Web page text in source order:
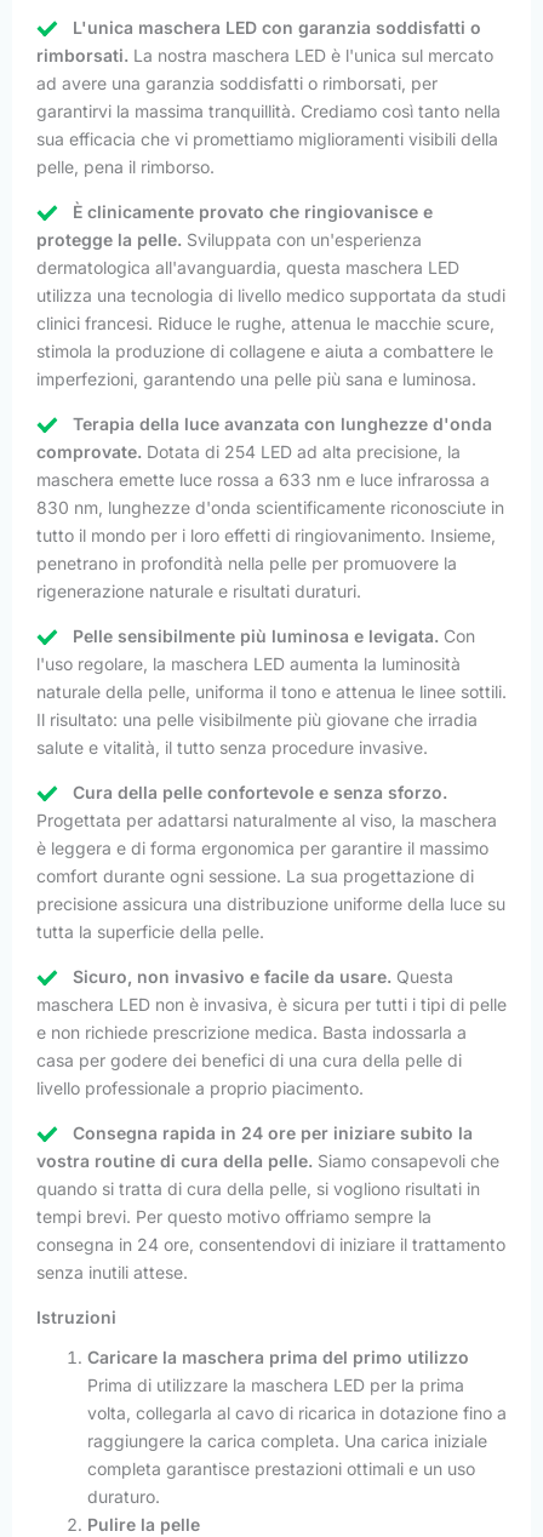
L'unica maschera LED con garanzia soddisfatti o
rimborsati. La nostra maschera LED è l'unica sul mercato
ad avere una garanzia soddisfatti o rimborsati, per
garantirvi la massima tranquillità. Crediamo così tanto nella
sua efficacia che vi promettiamo miglioramenti visibili della
pelle, pena il rimborso.
È clinicamente provato che ringiovanisce e
protegge la pelle. Sviluppata con un'esperienza
dermatologica all'avanguardia, questa maschera LED
utilizza una tecnologia di livello medico supportata da studi
clinici francesi. Riduce le rughe, attenua le macchie scure,
stimola la produzione di collagene e aiuta a combattere le
imperfezioni, garantendo una pelle più sana e luminosa.
Terapia della luce avanzata con lunghezze d'onda
comprovate. Dotata di 254 LED ad alta precisione, la
maschera emette luce rossa a 633 nm e luce infrarossa a
830 nm, lunghezze d'onda scientificamente riconosciute in
tutto il mondo per i loro effetti di ringiovanimento. Insieme,
penetrano in profondità nella pelle per promuovere la
rigenerazione naturale e risultati duraturi.
Pelle sensibilmente più luminosa e levigata. Con
l'uso regolare, la maschera LED aumenta la luminosità
naturale della pelle, uniforma il tono e attenua le linee sottili.
Il risultato: una pelle visibilmente più giovane che irradia
salute e vitalità, il tutto senza procedure invasive.
Cura della pelle confortevole e senza sforzo.
Progettata per adattarsi naturalmente al viso, la maschera
è leggera e di forma ergonomica per garantire il massimo
comfort durante ogni sessione. La sua progettazione di
precisione assicura una distribuzione uniforme della luce su
tutta la superficie della pelle.
Sicuro, non invasivo e facile da usare. Questa
maschera LED non è invasiva, è sicura per tutti i tipi di pelle
e non richiede prescrizione medica. Basta indossarla a
casa per godere dei benefici di una cura della pelle di
livello professionale a proprio piacimento.
Consegna rapida in 24 ore per iniziare subito la
vostra routine di cura della pelle. Siamo consapevoli che
quando si tratta di cura della pelle, si vogliono risultati in
tempi brevi. Per questo motivo offriamo sempre la
consegna in 24 ore, consentendovi di iniziare il trattamento
senza inutili attese.
Istruzioni
Caricare la maschera prima del primo utilizzo
Prima di utilizzare la maschera LED per la prima
volta, collegarla al cavo di ricarica in dotazione fino a
raggiungere la carica completa. Una carica iniziale
completa garantisce prestazioni ottimali e un uso
duraturo.
Pulire la pelle